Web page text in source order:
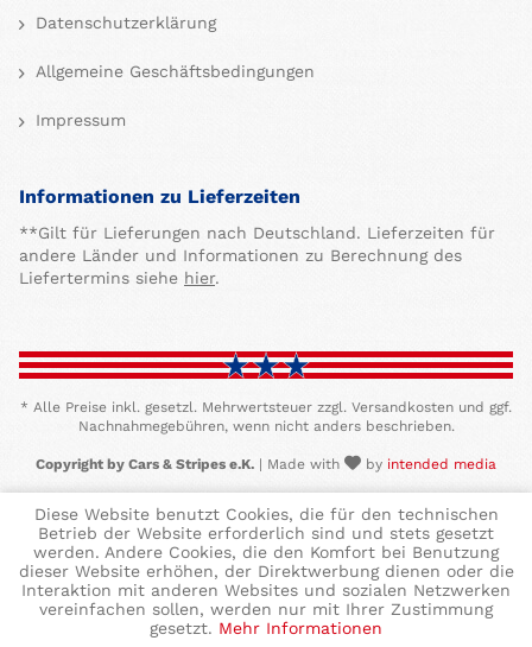
Datenschutzerklärung
Allgemeine Geschäftsbedingungen
Impressum
Informationen zu Lieferzeiten
**Gilt für Lieferungen nach Deutschland. Lieferzeiten für
andere Länder und Informationen zu Berechnung des
Liefertermins siehe hier.
* Alle Preise inkl. gesetzl. Mehrwertsteuer zzgl. Versandkosten und ggf.
Nachnahmegebühren, wenn nicht anders beschrieben.
Copyright by Cars & Stripes e.K. | Made with by intended media
Diese Website benutzt Cookies, die für den technischen
Betrieb der Website erforderlich sind und stets gesetzt
werden. Andere Cookies, die den Komfort bei Benutzung
dieser Website erhöhen, der Direktwerbung dienen oder die
Interaktion mit anderen Websites und sozialen Netzwerken
vereinfachen sollen, werden nur mit Ihrer Zustimmung
gesetzt. Mehr Informationen